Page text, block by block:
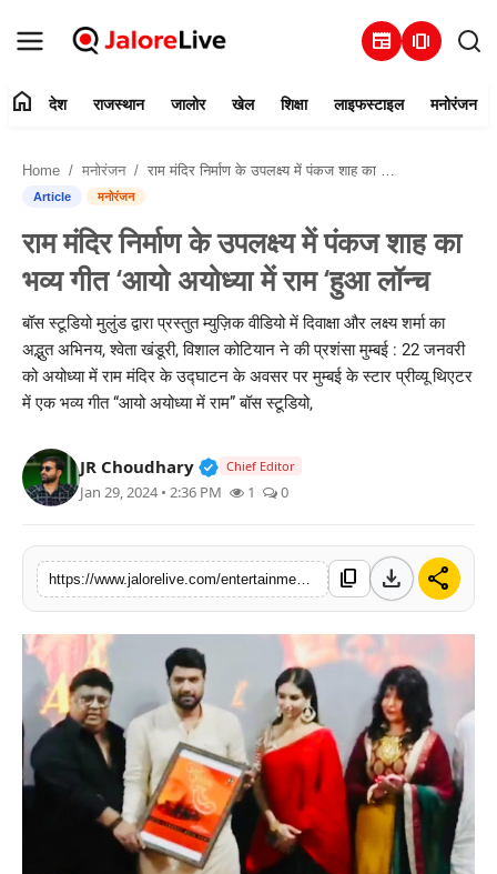
newspaper amp_stories
संपर्क करें
देश
जालोर
खेल
शिक्षा
मनोरंजन
तकनीक
विशेष
बिज़नेस
home देश राजस्थान जालोर खेल शिक्षा लाइफस्टाइल मनोरंजन
Home मनोरंजन राम मंदिर निर्माण के उपलक्ष्य में पंकज शाह का भव्य गीत ‘आयो अयोध्या में राम ‘हुआ लॉन्च
Article मनोरंजन
राम मंदिर निर्माण के उपलक्ष्य में पंकज शाह का
भव्य गीत ‘आयो अयोध्या में राम ‘हुआ लॉन्च
बॉस स्टूडियो मुलुंड द्वारा प्रस्तुत म्युज़िक वीडियो में दिवाक्षा और लक्ष्य शर्मा का
अद्भुत अभिनय, श्वेता खंडूरी, विशाल कोटियान ने की प्रशंसा मुम्बई : 22 जनवरी
को अयोध्या में राम मंदिर के उद्घाटन के अवसर पर मुम्बई के स्टार प्रीव्यू थिएटर
में एक भव्य गीत “आयो अयोध्या में राम” बॉस स्टूडियो,
JR Choudhary Verified Public Figure • 30 Mar,
Chief Editor
Jan 29, 2024 • 2:36 PM 1 0
content_copy download share